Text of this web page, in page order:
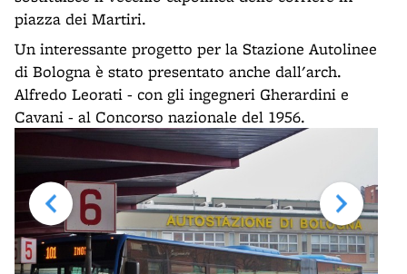
piazza dei Martiri.
Un interessante progetto per la Stazione Autolinee
di Bologna è stato presentato anche dall'arch.
Alfredo Leorati - con gli ingegneri Gherardini e
Cavani - al Concorso nazionale del 1956.